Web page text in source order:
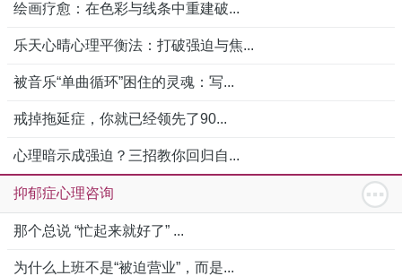
绘画疗愈：在色彩与线条中重建破...
乐天心晴心理平衡法：打破强迫与焦...
被音乐“单曲循环”困住的灵魂：写...
戒掉拖延症，你就已经领先了90...
心理暗示成强迫？三招教你回归自...
抑郁症心理咨询
那个总说 “忙起来就好了” ...
为什么上班不是“被迫营业”，而是...